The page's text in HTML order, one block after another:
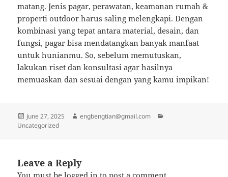
matang. Jenis pagar, perawatan, keamanan rumah &
properti outdoor harus saling melengkapi. Dengan
kombinasi yang tepat antara material, desain, dan
fungsi, pagar bisa mendatangkan banyak manfaat
untuk hunianmu. So, sebelum memutuskan,
lakukan riset dan konsultasi agar hasilnya
memuaskan dan sesuai dengan yang kamu impikan!
Posted
on
June 27, 2025 Author
engbengtian@gmail.com
Uncategorized
Leave a Reply
You must belogged in to post a comment.